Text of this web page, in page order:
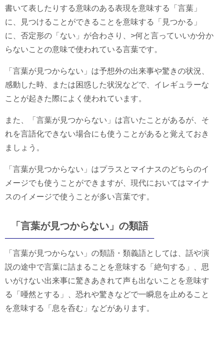
書いて表したりする意味のある表現を意味する「言葉」
に、見つけることができることを意味する「見つかる」
に、否定形の「ない」が合わさり、>何と言っていいか分か
らないことの意味で使われている言葉です。
「言葉が見つからない」は予想外の出来事や驚きの状況、
感動した時、または困惑した状況などで、イレギュラーな
ことが起きた際によく使われています。
また、「言葉が見つからない」は言いたことがあるが、そ
れを言語化できない場合にも使うことがあると覚えておき
ましょう。
「言葉が見つからない」はプラスとマイナスのどちらのイ
メージでも使うことができますが、現代においてはマイナ
スのイメージで使うことが多い言葉です。
「言葉が見つからない」の類語
「言葉が見つからない」の類語・類義語としては、話や演
説の途中で言葉に詰まることを意味する「絶句する」、思
いがけない出来事に驚きあきれて声も出ないことを意味す
る「唖然とする」、恐れや驚きなどで一瞬息を止めること
を意味する「息を呑む」などがあります。